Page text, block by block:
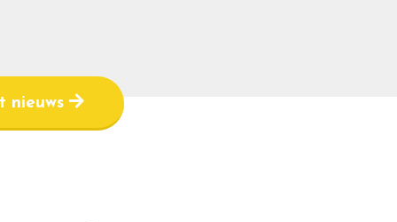
nieuws